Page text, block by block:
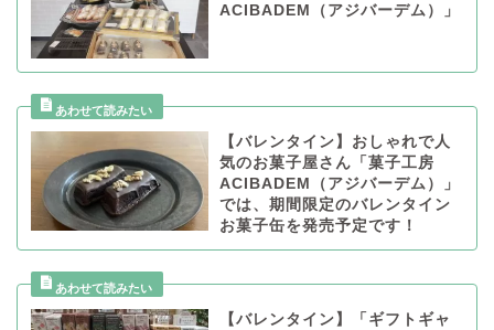
ACIBADEM（アジバーデム）」
【バレンタイン】おしゃれで人
気のお菓子屋さん「菓子工房
ACIBADEM（アジバーデム）」
では、期間限定のバレンタイン
お菓子缶を発売予定です！
【バレンタイン】「ギフトギャ